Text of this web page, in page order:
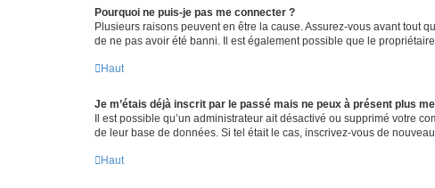
Pourquoi ne puis-je pas me connecter ?
Plusieurs raisons peuvent en être la cause. Assurez-vous avant tout
de ne pas avoir été banni. Il est également possible que le
Haut
Je m’étais déjà inscrit par le passé mais ne peux à présent plus
Il est possible qu’un administrateur ait désactivé ou supprimé votre
de leur base de données. Si tel était le cas, inscrivez-vous de
Haut